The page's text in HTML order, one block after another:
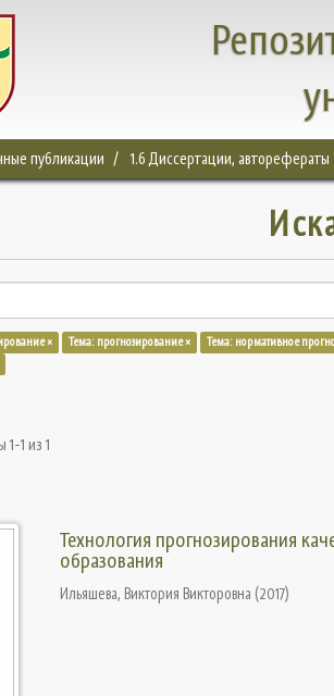
публикации 1.6 Диссертации, авторефераты
× Тема: прогнозирование × Тема: нормативное
1 из 1
Технология прогнозирования
образования
Ильяшева, Виктория Викторовна (2017)